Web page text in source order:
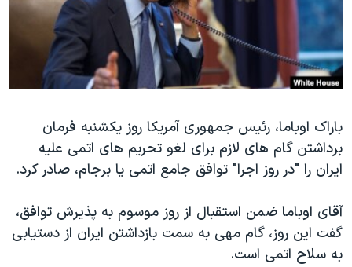
حقوق شهروندی
اقتصادی
اسرائیل در جنگ
گالری عکس
انتخابات ریاست جمهوری آمریکا ۲۰۲۴
حمله جمهوری اسلامی به اسرائیل
ورزش زنان در ایران
اعتراضات زن، زندگی، آزادی
تریبونال مردمی آبان ۹۸
دادگاه حمید نوری
دنبال کنید
زبانهای مختلف
باراک اوباما، رئیس جمهوری آمریکا روز یکشنبه فرمان
برداشتن گام های لازم برای لغو تحریم های اتمی علیه
ایران را "در روز اجرا" توافق جامع اتمی یا برجام، صادر کرد.
آقای اوباما ضمن استقبال از روز موسوم به پذیرش توافق،
گفت این روز، گام مهی به سمت بازداشتن ایران از دستیابی
به سلاح اتمی است.